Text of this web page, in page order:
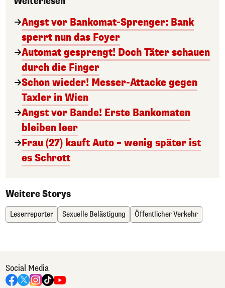
Angst vor Bankomat-Sprenger: Bank
sperrt nun das Foyer
Automat gesprengt! Doch Täter schauen
durch die Finger
Schon wieder! Messer-Attacke gegen
Taxler in Wien
Angst vor Bande! Erste Bankomaten
bleiben leer
Frau (27) kauft Auto – wenig später ist
es Schrott
Weitere Storys
Leserreporter Sexuelle Belästigung Öffentlicher Verkehr
Social Media